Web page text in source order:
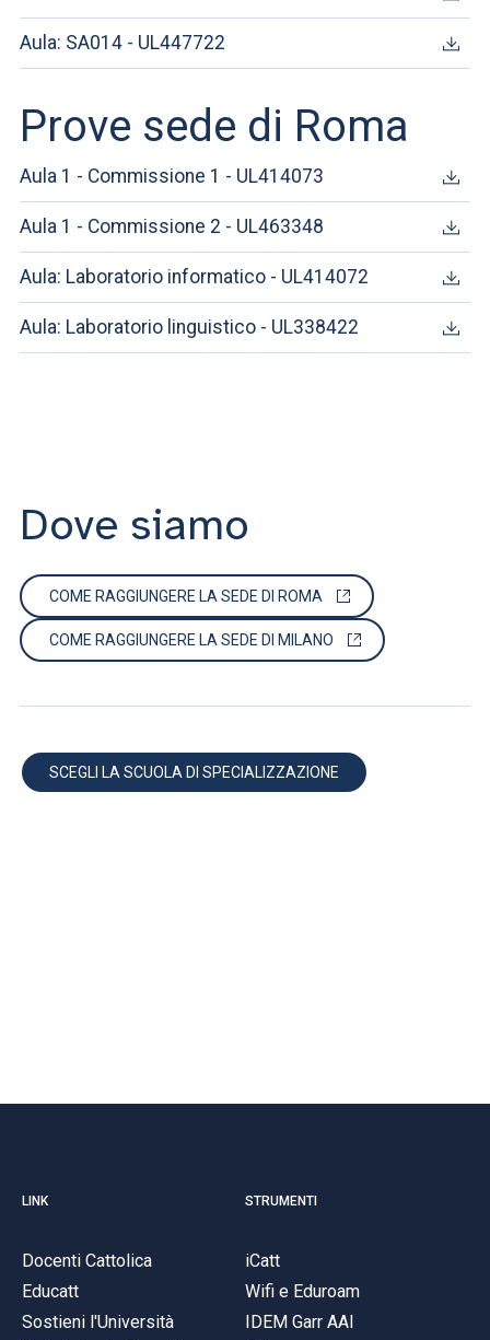
Aula: SA014 - UL447722
Prove sede di Roma
Aula 1 - Commissione 1 - UL414073
Aula 1 - Commissione 2 - UL463348
Aula: Laboratorio informatico - UL414072
Aula: Laboratorio linguistico - UL338422
Dove siamo
COME RAGGIUNGERE LA SEDE DI ROMA
COME RAGGIUNGERE LA SEDE DI MILANO
SCEGLI LA SCUOLA DI SPECIALIZZAZIONE
LINK
Docenti Cattolica
Educatt
Sostieni l'Università
STRUMENTI
iCatt
Wifi e Eduroam
IDEM Garr AAI